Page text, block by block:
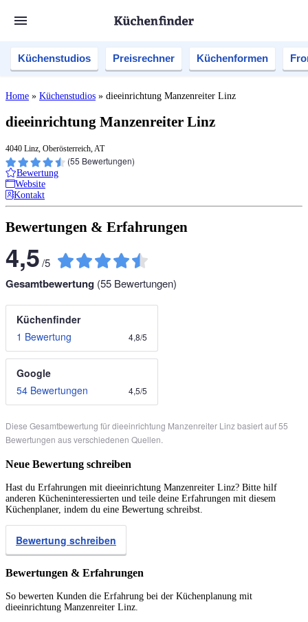
Küchenstudios Preisrechner Küchenformen
Home » Küchenstudios » dieeinrichtung Manzenreiter Linz
dieeinrichtung Manzenreiter Linz
4040 Linz, Oberösterreich, AT
(55 Bewertungen)
Bewertung
Website
Kontakt
Bewertungen & Erfahrungen
4,5/5
Gesamtbewertung (55 Bewertungen)
Küchenfinder
1 Bewertung
4,8/5
Google
54 Bewertungen
4,5/5
Diese Gesamtbewertung für dieeinrichtung Manzenreiter Linz basiert auf 55
Bewertungen aus verschiedenen Quellen.
Neue Bewertung schreiben
Hast du Erfahrungen mit dieeinrichtung Manzenreiter Linz? Bitte hilf
anderen Kücheninteressierten und teile deine Erfahrungen mit diesem
Küchenplaner, indem du eine Bewertung schreibst.
Bewertung schreiben
Bewertungen & Erfahrungen
So bewerten Kunden die Erfahrung bei der Küchenplanung mit
dieeinrichtung Manzenreiter Linz.